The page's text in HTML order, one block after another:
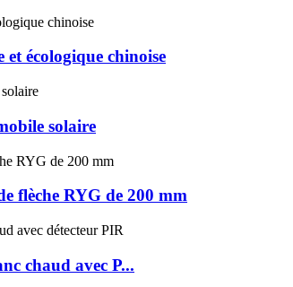
écologique chinoise
solaire
flèche RYG de 200 mm
chaud avec P...